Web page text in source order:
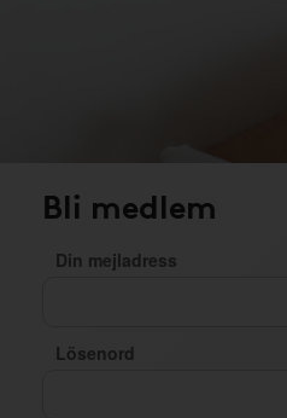
Bli medlem
Din mejladress
Lösenord